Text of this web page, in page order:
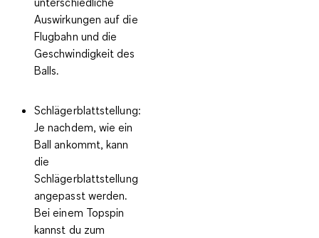
Auswirkungen auf die
Flugbahn und die
Geschwindigkeit des
Balls.
Schlägerblattstellung:
Je nachdem, wie ein
Ball ankommt, kann
die
Schlägerblattstellung
angepasst werden.
Bei einem Topspin
kannst du zum